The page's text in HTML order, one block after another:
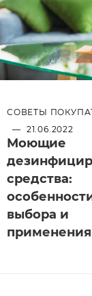
СОВЕТЫ
— 21.06.2022
Моющие
средства:
выбора и
применения